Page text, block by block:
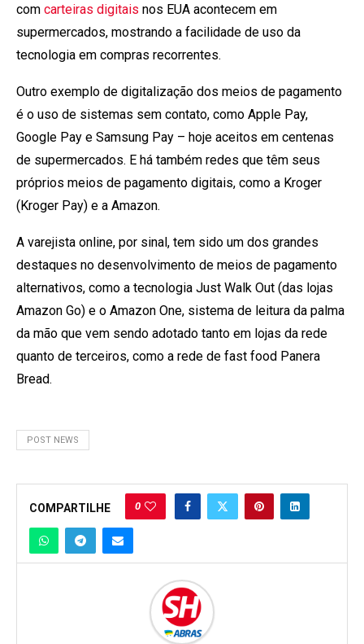
com carteiras digitais nos EUA acontecem em
supermercados, mostrando a facilidade de uso da
tecnologia em compras recorrentes.
Outro exemplo de digitalização dos meios de pagamento
é o uso de sistemas sem contato, como Apple Pay,
Google Pay e Samsung Pay – hoje aceitos em centenas
de supermercados. E há também redes que têm seus
próprios meios de pagamento digitais, como a Kroger
(Kroger Pay) e a Amazon.
A varejista online, por sinal, tem sido um dos grandes
destaques no desenvolvimento de meios de pagamento
alternativos, como a tecnologia Just Walk Out (das lojas
Amazon Go) e o Amazon One, sistema de leitura da palma
da mão que vem sendo adotado tanto em lojas da rede
quanto de terceiros, como a rede de fast food Panera
Bread.
POST NEWS
COMPARTILHE 0